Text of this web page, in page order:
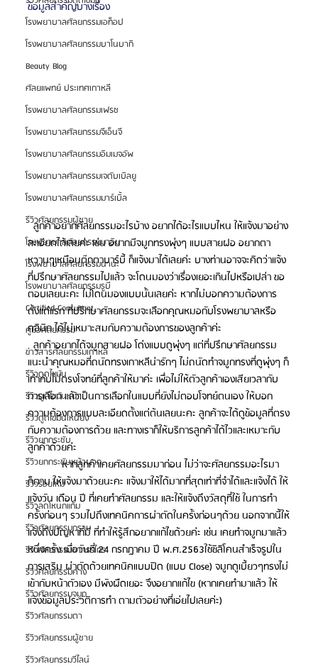
โรงพยาบาลศัลยกรรมเอท็อป
โรงพยาบาลศัลยกรรมบาโนบากิ
Beauty Blog
ศัลยแพทย์ ประเทศเกาหลี
โรงพยาบาลศัลยกรรมเฟรช
โรงพยาบาลศัลยกรรมจีเอ็นจี
โรงพยาบาลศัลยกรรมอิมเมจอัพ
โรงพยาบาลศัลยกรรมเจดับเบิลยู
โรงพยาบาลศัลยกรรมมาร์เบิ้ล
รีวิวศัลยกรรมผู้ชาย
โรงพยาบาลศัลยกรรมมาอิน
โรงพยาบาลศัลยกรรมนานะ
โรงพยาบาลศัลยกรรมรูบี
Certified Consultant
คู่มือศัลยกรรม
ข่าวสารศัลยกรรมเกาหลี
รีวิวดูดไขมัน
รีวิวดูดไขมันหน้า
รีวิวดูดไขมันเหนียง
รีวิวยกกระชับ
รีวิวยกกระชับหน้าผาก
รีวิวร้อยไหม
รีวิวลดโหนกแก้ม
รีวิวศัลยกรรมกราม
รีวิวศัลยกรรมขากรรไกร
รีวิวศัลยกรรมคาง
รีวิวศัลยกรรมจมูก
รีวิวศัลยกรรมตา
รีวิวศัลยกรรมผู้ชาย
รีวิวศัลยกรรมวีไลน์
ข้อมูลสำคัญบางเรื่อง
  ลูกค้าอยากศัลยกรรมอะไรบ้าง อยากได้อะไรแบบไหน ให้แจ้งมาอย่าง
ละเอียดได้เลยค่ะ เช่น อยากมีจมูกทรงพุ่งๆ แบบสายฝอ อยากตา
หวานๆเหมือนตุ๊กตาบาร์บี้ ก็แจ้งมาได้เลยค่ะ บางท่านอาจจะคิดว่าแจ้ง
ที่ปรึกษาศัลยกรรมไปแล้ว จะโดนมองว่าเรื่องเยอะเกินไปหรือเปล่า ขอ
ตอบเลยนะคะ ไม่โดนมองแบบนั้นเลยค่ะ หากไม่บอกความต้องการ
ตั้งแต่แรก ที่ปรึกษาศัลยกรรมจะเลือกคุณหมอกับโรงพยาบาลหรือ
คลินิก ได้ไม่เหมาะสมกับความต้องการของลูกค้าค่ะ
  ลูกค้าอยากได้จมูกสายฝอ โด่งแบบดูพุ่งๆ แต่ที่ปรึกษาศัลยกรรม
แนะนำคุณหมอที่ถนัดทรงเกาหลีน่ารักๆ ไม่ถนัดทำจมูกทรงที่ดูพุ่งๆ ก็
เท่ากับไม่ตรงโจทย์ที่ลูกค้าให้มาค่ะ เพื่อไม่ให้ตัวลูกค้าเองเสียเวลากับ
การเลือก แล้วเป็นการเลือกในแบบที่ยังไม่ตอบโจทย์ตนเอง ให้บอก
ความต้องการแบบละเอียดตั้งแต่ต้นเลยนะคะ ลูกค้าจะได้ดูข้อมูลที่ตรง
กับความต้องการด้วย และทางเราก็ให้บริการลูกค้าได้ไวและเหมาะกับ
ลูกค้าด้วยค่ะ
หากลูกค้าเคยศัลยกรรมมาก่อน ไม่ว่าจะศัลยกรรมอะไรมา
ก็ตาม ให้แจ้งมาด้วยนะคะ แจ้งมาให้ได้มากที่สุดเท่าที่จำได้และแจ้งได้ ให้
แจ้งวัน เดือน ปี ที่เคยทำศัลยกรรม และให้แจ้งถึงวัสดุที่ใช้ ในการทำ
ครั้งก่อนๆ รวมไปถึงเทคนิคการผ่าตัดในครั้งก่อนๆด้วย นอกจากนี้ให้
แจ้งถึงปัญหาที่มี ที่ทำให้รู้สึกอยากแก้ไขด้วยค่ะ เช่น เคยทำจมูกมาแล้ว
หนึ่งครั้ง เมื่อวันที่ 24 กรกฎาคม ปี พ.ศ.2563ใช้ซิลิโคนสำเร็จรูปใน
การเสริม ผ่าตัดด้วยเทคนิคแบบปิด (แบบ Close) จมูกดูเบี้ยวๆทรงไม่
เข้ากับหน้าตัวเอง มีพังผืดเยอะ จึงอยากแก้ไข (หากเคยทำมาแล้ว ให้
แจ้งข้อมูลประวัติการทำ ตามตัวอย่างที่เอ่ยไปเลยค่ะ)